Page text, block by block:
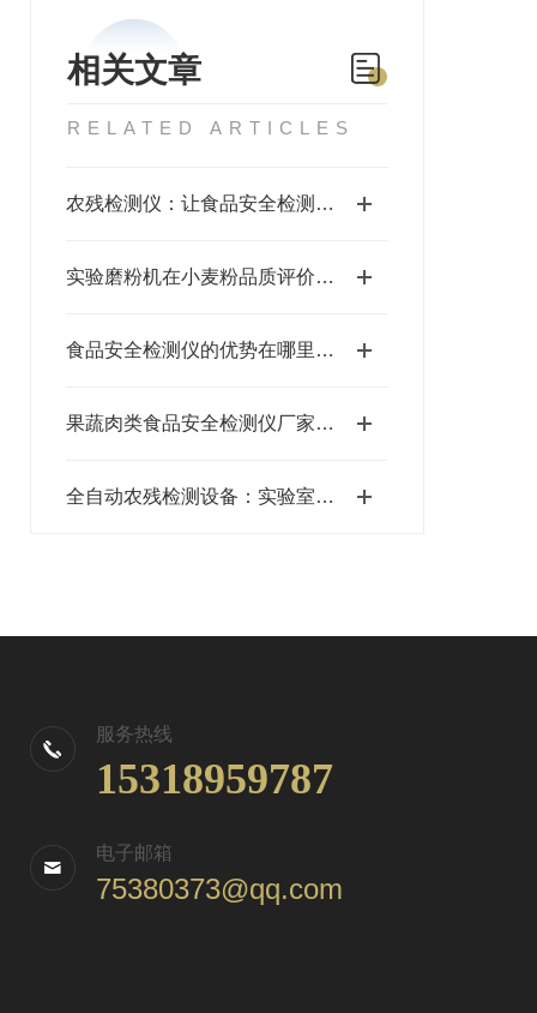
相关文章
RELATED ARTICLES
农残检测仪：让食品安全检测更智能、更便捷
实验磨粉机在小麦粉品质评价方面发挥的作用
食品安全检测仪的优势在哪里#三体仪器
果蔬肉类食品安全检测仪厂家@山东三体厂家直销
全自动农残检测设备：实验室与田间场景全覆盖
服务热线
15318959787
电子邮箱
75380373@qq.com